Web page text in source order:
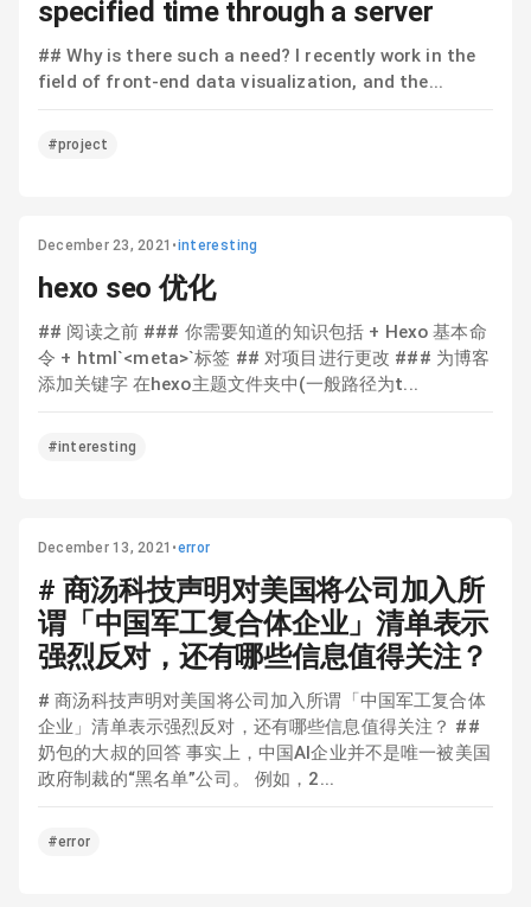
specified time through a server
## Why is there such a need? I recently work in the
field of front-end data visualization, and the...
#project
December 23, 2021 •interesting
hexo seo 优化
## 阅读之前 ### 你需要知道的知识包括 + Hexo 基本命
令 + html`<meta>`标签 ## 对项目进行更改 ### 为博客
添加关键字 在hexo主题文件夹中(一般路径为t...
#interesting
December 13, 2021 •error
# 商汤科技声明对美国将公司加入所
谓「中国军工复合体企业」清单表示
强烈反对，还有哪些信息值得关注？
# 商汤科技声明对美国将公司加入所谓「中国军工复合体
企业」清单表示强烈反对，还有哪些信息值得关注？ ##
奶包的大叔的回答 事实上，中国AI企业并不是唯一被美国
政府制裁的“黑名单”公司。 例如，2...
#error